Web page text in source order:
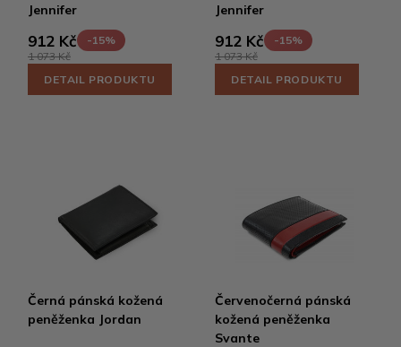
Jennifer
912 Kč
-15%
1 073 Kč
DETAIL PRODUKTU
Jennifer
912 Kč
-15%
1 073 Kč
DETAIL PRODUKTU
Černá pánská kožená
peněženka Jordan
Červenočerná pánská
kožená peněženka
Svante